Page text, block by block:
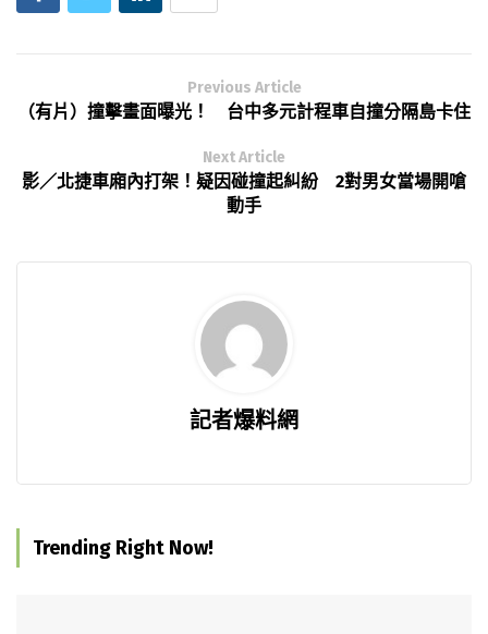
Previous Article
（有片）撞擊畫面曝光！ 台中多元計程車自撞分隔島卡住
Next Article
影／北捷車廂內打架！疑因碰撞起糾紛 2對男女當場開嗆
動手
記者爆料網
Trending Right Now!